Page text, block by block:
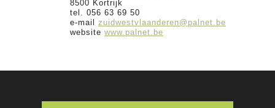
8500 Kortrijk
tel. 056 63 69 50
e-mail z uidwestvlaanderen@palnet.be
website www.palnet.be